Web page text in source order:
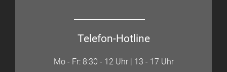
Telefon-Hotline
Mo - Fr: 8:30 - 12 Uhr | 13 - 17 Uhr